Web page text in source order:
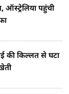
ऑस्ट्रेलिया पहुंची
की किल्लत से घटा